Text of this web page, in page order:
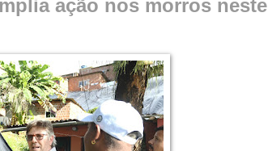
ação nos morros neste